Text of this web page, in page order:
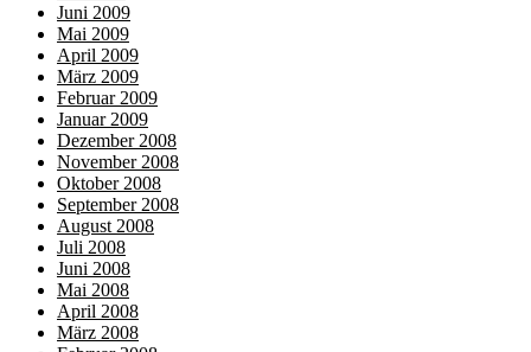
Juni 2009
Mai 2009
April 2009
März 2009
Februar 2009
Januar 2009
Dezember 2008
November 2008
Oktober 2008
September 2008
August 2008
Juli 2008
Juni 2008
Mai 2008
April 2008
März 2008